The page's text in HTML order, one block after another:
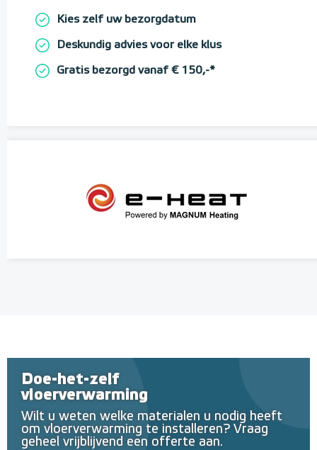
Kies zelf uw bezorgdatum
Deskundig advies voor elke klus
Gratis bezorgd vanaf € 150,-*
Doe-het-zelf
vloerverwarming
Wilt u weten welke materialen u nodig heeft
om vloerverwarming te installeren? Vraag
geheel vrijblijvend een offerte aan.